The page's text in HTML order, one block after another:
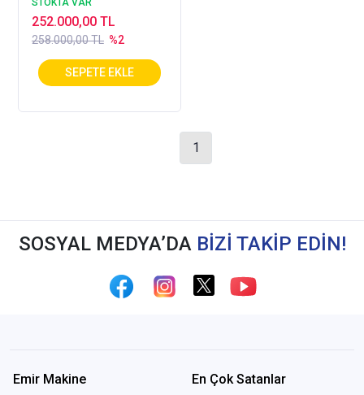
258.000,00 TL %2
252.000,00 TL
1
SOSYAL MEDYA’DA BİZİ TAKİP EDİN!
Emir Makine En Çok Satanlar